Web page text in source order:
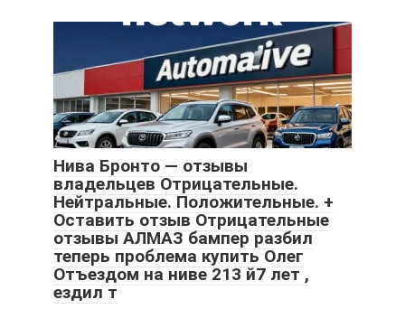
Нива Бронто — отзывы
владельцев Отрицательные.
Нейтральные. Положительные. +
Оставить отзыв Отрицательные
отзывы АЛМАЗ бампер разбил
теперь проблема купить Олег
Отъездом на ниве 213 й7 лет ,
ездил т